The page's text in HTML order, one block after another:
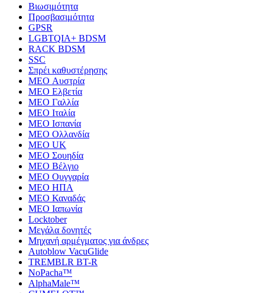
Βιωσιμότητα
Προσβασιμότητα
GPSR
LGBTQIA+ BDSM
RACK BDSM
SSC
Σπρέι καθυστέρησης
MEO Αυστρία
MEO Ελβετία
MEO Γαλλία
MEO Ιταλία
MEO Ισπανία
MEO Ολλανδία
MEO UK
MEO Σουηδία
MEO Βέλγιο
MEO Ουγγαρία
MEO ΗΠΑ
MEO Καναδάς
MEO Ιαπωνία
Locktober
Μεγάλα δονητές
Μηχανή αρμέγματος για άνδρες
Autoblow VacuGlide
TREMBLR BT-R
NoPacha™
AlphaMale™